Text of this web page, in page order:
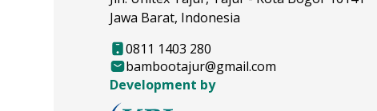
Jawa Barat, Indonesia
0811 1403 280
bambootajur@gmail.com
Development by